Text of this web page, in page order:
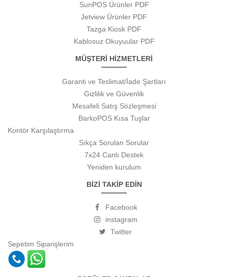
SunPOS Ürünler PDF
Jetview Ürünler PDF
Tazga Kiosk PDF
Kablosuz Okuyuular PDF
MÜŞTERİ HİZMETLERİ
Garanti ve Teslimat/İade Şartları
Gizlilik ve Güvenlik
Mesafeli Satış Sözleşmesi
BarkoPOS Kısa Tuşlar
Kontör Karşılaştırma
Sıkça Sorulan Sorular
7x24 Canlı Destek
Yeniden kurulum
BİZİ TAKİP EDİN
Facebook
instagram
Twitter
Sepetim Siparişlerim